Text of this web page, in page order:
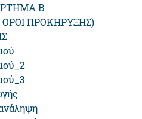
Β
ΠΡΟΚΗΡΥΞΗΣ)